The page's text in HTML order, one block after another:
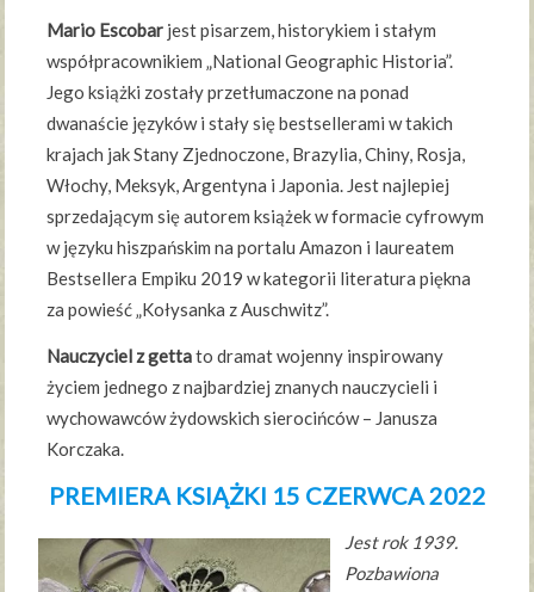
Mario Escobar jest pisarzem, historykiem i stałym
współpracownikiem „National Geographic Historia”.
Jego książki zostały przetłumaczone na ponad
dwanaście języków i stały się bestsellerami w takich
krajach jak Stany Zjednoczone, Brazylia, Chiny, Rosja,
Włochy, Meksyk, Argentyna i Japonia. Jest najlepiej
sprzedającym się autorem książek w formacie cyfrowym
w języku hiszpańskim na portalu Amazon i laureatem
Bestsellera Empiku 2019 w kategorii literatura piękna
za powieść „Kołysanka z Auschwitz”.
Nauczyciel z gettato dramat wojenny inspirowany
życiem jednego z najbardziej znanych nauczycieli i
wychowawców żydowskich sierocińców – Janusza
Korczaka.
PREMIERA KSIĄŻKI 15 CZERWCA 2022
Jest rok 1939.
Pozbawiona